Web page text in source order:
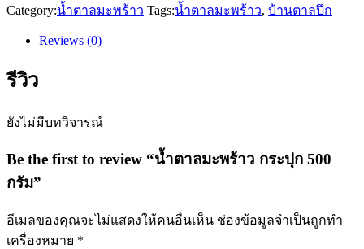
Category:น้ำตาลมะพร้าว Tags:น้ำตาลมะพร้าว, บ้านตาลปึก
Reviews (0)
รีวิว
ยังไม่มีบทวิจารณ์
Be the first to review “น้ำตาลมะพร้าว กระปุก 500
กรัม”
อีเมลของคุณจะไม่แสดงให้คนอื่นเห็น ช่องข้อมูลจำเป็นถูกทำ
เครื่องหมาย *